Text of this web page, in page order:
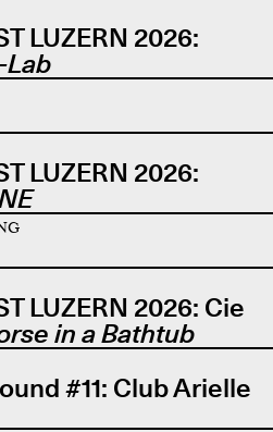
LUZERN 2026:
Lab
LUZERN 2026:
LUZERN 2026: Cie
in a Bathtub
#11: Club Arielle